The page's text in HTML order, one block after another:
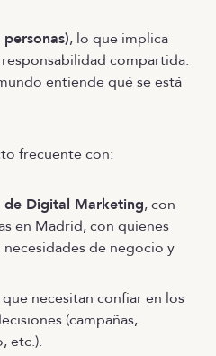
, lo que implica
compartida.
entiende qué se está
frecuente con:
Digital Marketing, con
en Madrid, con quienes
de negocio y
necesitan confiar en los
(campañas,
etc.).